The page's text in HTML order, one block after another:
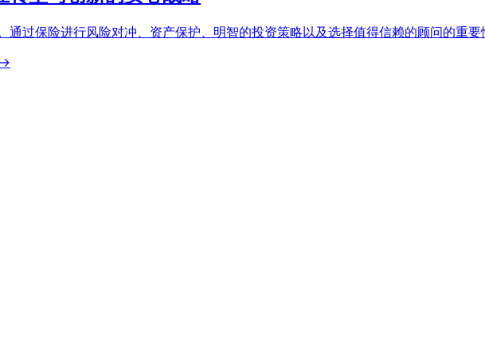
通过保险进行风险对冲、资产保护、明智的投资策略以及选择值得信赖的顾问的重要